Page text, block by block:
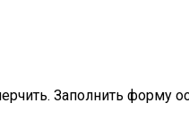
Заполнить форму